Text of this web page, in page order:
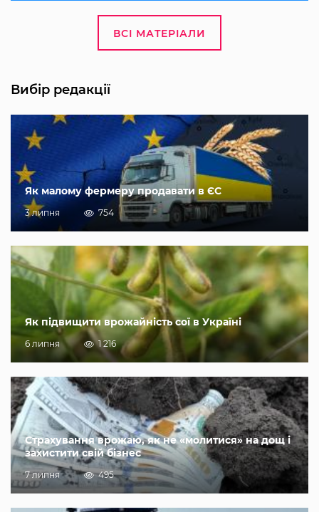
ВСІ МАТЕРІАЛИ
Вибір редакції
Як малому фермеру продавати в ЄС
3 липня 754
Як підвищити врожайність сої в Україні
6 липня 1 216
Страхування врожаю, як не «молитися» на дощ і
захистити свій бізнес
7 липня 495